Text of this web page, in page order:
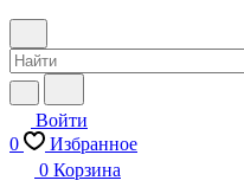
Войти
0
Избранное
0 Корзина